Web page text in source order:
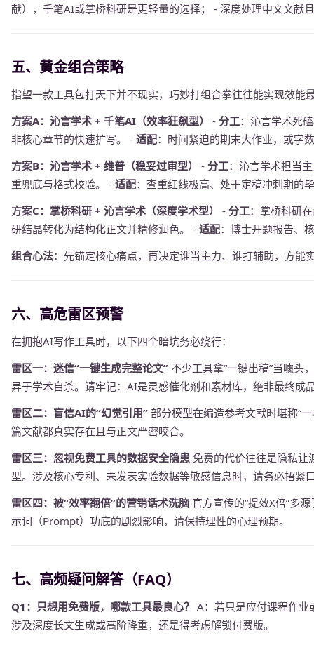
献），千笔AI或掌桥科研是更轻量的选择； - 深度处理中文文献
五、黄金组合策略
指望一款工具包打天下并不现实，巧妙打组合拳往往能实现效能
方案A：沁言学术 + 千笔AI（效率狂飙型）
- 分工：沁言学术死
非核心章节的快速扩写。 - 适配：时间紧迫的期末大作业，或字
方案B：沁言学术 + 维普（稳妥过审型）
- 分工：沁言学术担当
重兜底与格式校验。 - 适配：查重红线极高、处于定稿冲刺期的
方案C：掌桥科研 + 沁言学术（深度学术型）
- 分工：掌桥科研
研结晶转化为结构化正文并精修润色。 - 适配：博士开题报告、
组合心法：先锚定核心痛点，再决定谁当主力、谁打辅助，方能
六、高危雷区预警
在拥抱AI写作工具时，以下四个暗坑务必绕行：
雷区一：迷信“一键生成完整论文” 不少工具拿“一键出稿”当噱头
异于学术自杀。请牢记：AI是灵感催化剂和素材库，绝非最终成
雷区二：盲信AI的“幻觉引用” 部分模型在编造参考文献时堪称“
篇文献都真实存在且与正文严密咬合。
雷区三：忽视免费工具的数据安全隐患 免费的代价往往是隐私让
型。涉及核心专利、未发表实验数据等敏感信息时，请务必捂紧
雷区四：被“效率翻倍”的营销话术洗脑 官方宣传的“提效X倍”多
示词（Prompt）功底的剧烈影响，请保持理性的心理预期。
七、高频疑问解答（FAQ）
Q1：只想用免费版，哪款工具最良心？ A：若只是应付课程作
涉及深度长文生成或高阶降重，还是得考虑解锁付费版。